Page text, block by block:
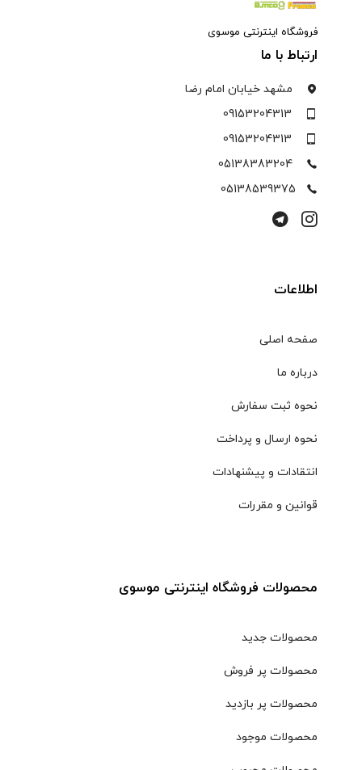
فروشگاه اینترنتی موسوی
ارتباط با ما
مشهد خیابان امام رضا
09153204313
09153204313
05138383204
05138539375
اطلاعات
صفحه اصلی
درباره ما
نحوه ثبت سفارش
نحوه ارسال و پرداخت
انتقادات و پیشنهادات
قوانین و مقررات
محصولات فروشگاه اینترنتی موسوی
محصولات جدید
محصولات پر فروش
محصولات پر بازدید
محصولات موجود